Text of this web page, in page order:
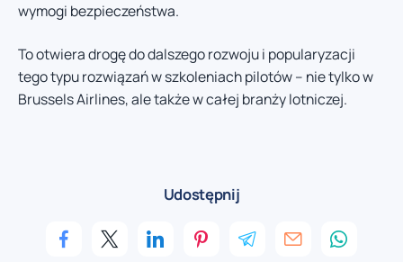
wymogi bezpieczeństwa.
To otwiera drogę do dalszego rozwoju i popularyzacji
tego typu rozwiązań w szkoleniach pilotów – nie tylko w
Brussels Airlines, ale także w całej branży lotniczej.
Udostępnij